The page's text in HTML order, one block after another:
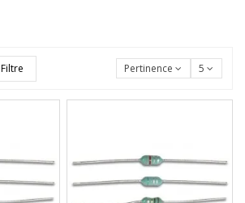
Filtre Pertinence 5